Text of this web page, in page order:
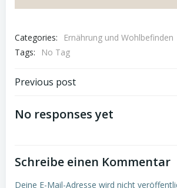
Categories:
Ernährung und Wohlbefinden
Tags:
No Tag
Post
navigation
Previous post
No responses yet
Schreibe einen Kommentar
Deine E-Mail-Adresse wird nicht